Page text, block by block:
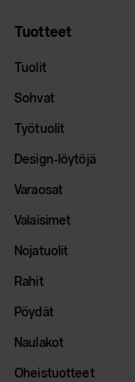
Tuotteet
Tuolit
Sohvat
Työtuolit
Design-löytöjä
Varaosat
Valaisimet
Nojatuolit
Rahit
Pöydät
Naulakot
Oheistuotteet